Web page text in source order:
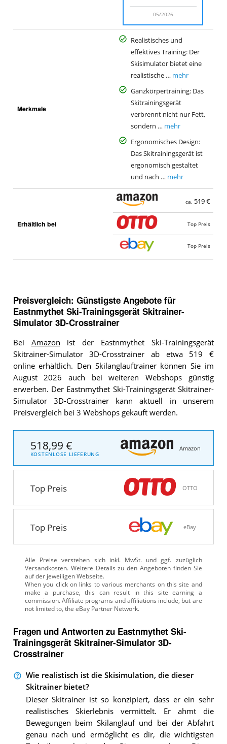
05/2026
Merkmale
Realistisches und
effektives Training: Der
Skisimulator bietet eine
realistische … mehr
Ganzkörpertraining: Das
Skitrainingsgerät
verbrennt nicht nur Fett,
sondern … mehr
Ergonomisches Design:
Das Skitrainingsgerät ist
ergonomisch gestaltet
und nach … mehr
Erhältlich bei
ca. 519 €
Top Preis
Top Preis
Preisvergleich: Günstigste Angebote für
Eastnmythet Ski-Trainingsgerät Skitrainer-
Simulator 3D-Crosstrainer
Bei Amazon ist der Eastnmythet Ski-Trainingsgerät
Skitrainer-Simulator 3D-Crosstrainer ab etwa 519 €
online erhältlich. Den Skilanglauftrainer können Sie im
August 2026 auch bei weiteren Webshops günstig
erwerben. Der Eastnmythet Ski-Trainingsgerät Skitrainer-
Simulator 3D-Crosstrainer kann aktuell in unserem
Preisvergleich bei 3 Webshops gekauft werden.
518,99 €
KOSTENLOSE LIEFERUNG
Amazon
Top Preis OTTO
Top Preis eBay
Alle Preise verstehen sich inkl. MwSt. und ggf. zuzüglich
Versandkosten. Weitere Details zu den Angeboten finden Sie
auf der jeweiligen Webseite.
Fragen und Antworten zu Eastnmythet Ski-
Trainingsgerät Skitrainer-Simulator 3D-
Crosstrainer
Wie realistisch ist die Skisimulation, die dieser
Skitrainer bietet?
Dieser Skitrainer ist so konzipiert, dass er ein sehr
realistisches Skierlebnis vermittelt. Er ahmt die
Bewegungen beim Skilanglauf und bei der Abfahrt
genau nach und ermöglicht es dir, die wichtigsten